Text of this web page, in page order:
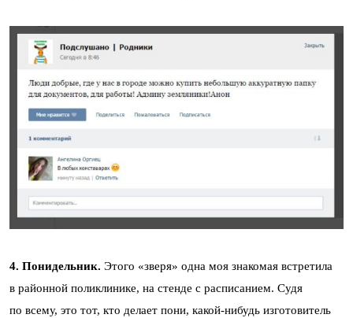
4. Понидельник. Этого «зверя» одна моя знакомая встретила
в районной поликлинике, на стенде с расписанием. Судя
по всему, это тот, кто делает пони, какой-нибудь изготовитель